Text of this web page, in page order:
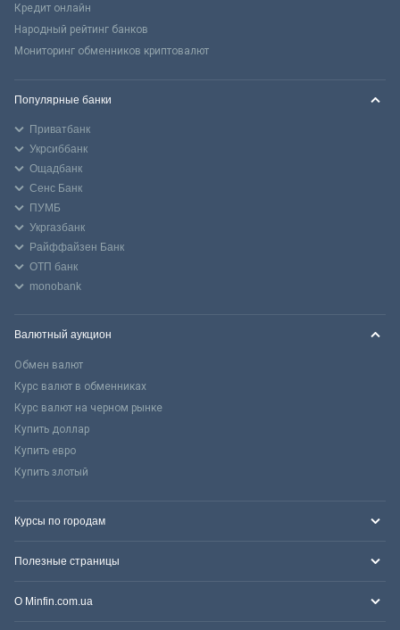
Кредит онлайн
Народный рейтинг банков
Мониторинг обменников криптовалют
Популярные банки
Приватбанк
Укрсиббанк
Ощадбанк
Сенс Банк
ПУМБ
Укргазбанк
Райффайзен Банк
ОТП банк
monobank
Валютный аукцион
Обмен валют
Курс валют в обменниках
Курс валют на черном рынке
Купить доллар
Купить евро
Купить злотый
Курсы по городам
Полезные страницы
О Minfin.com.ua